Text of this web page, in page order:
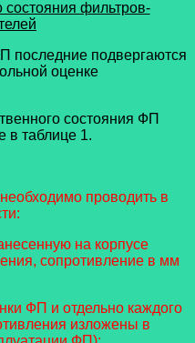
состояния фильтров-
последние подвергаются
оценке
состояния ФП
в таблице 1.
проводить в
на корпусе
сопротивление в мм
ФП и отдельно каждого
изложены в